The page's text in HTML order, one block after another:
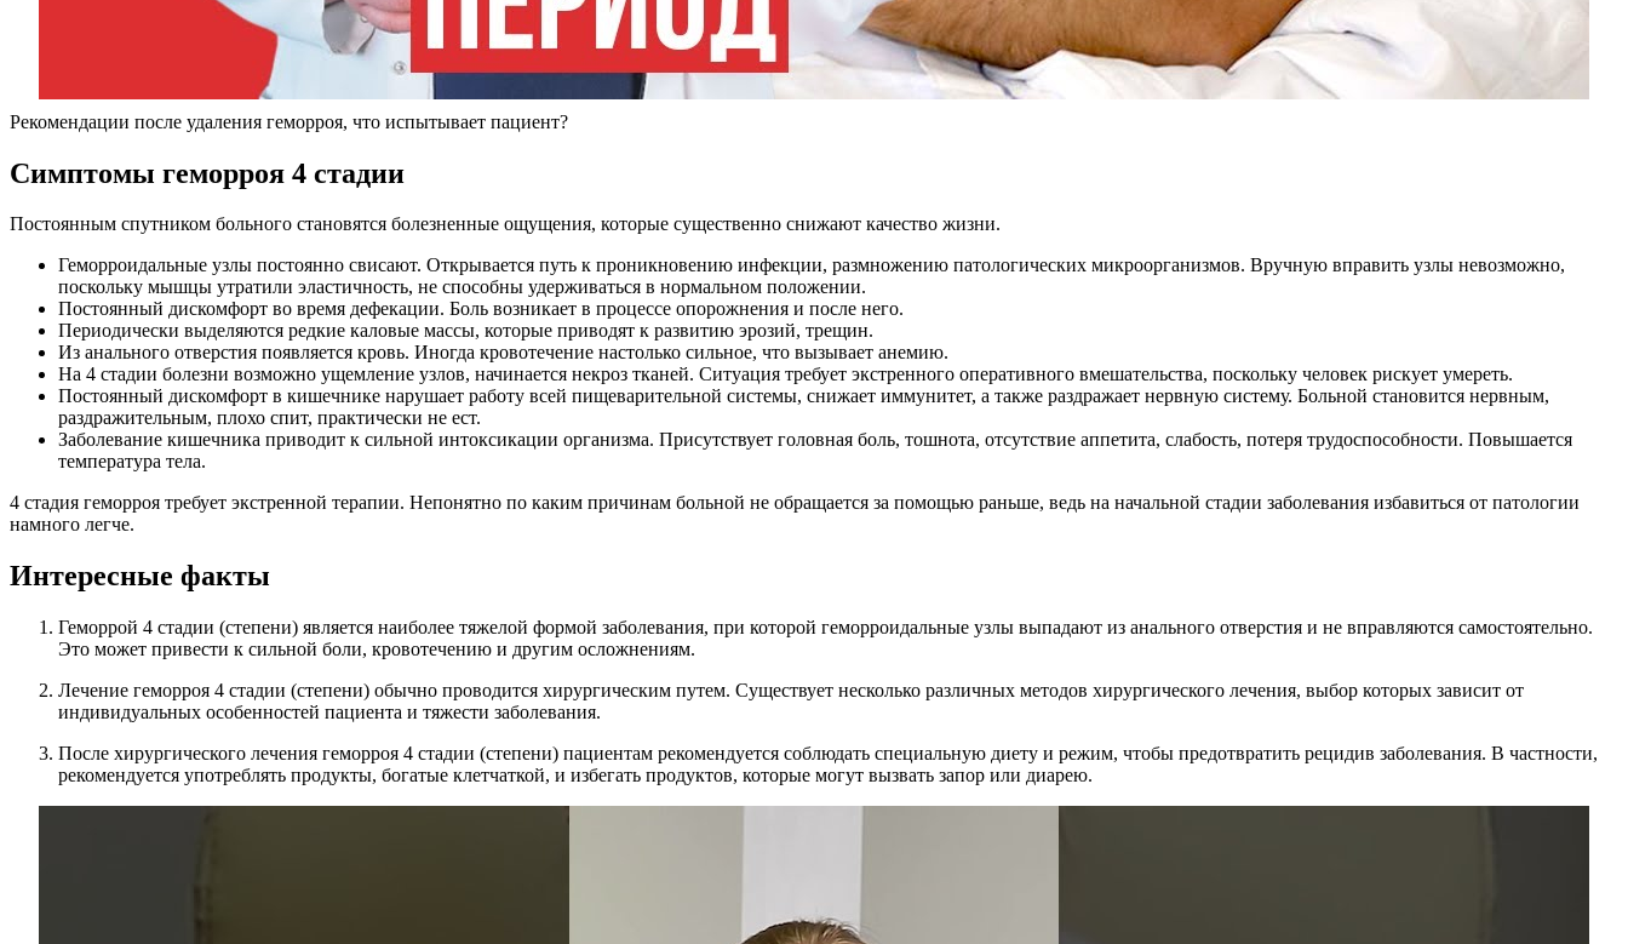
Рекомендации после удаления геморроя, что испытывает пациент?
Симптомы геморроя 4 стадии
Постоянным спутником больного становятся болезненные ощущения, которые существенно снижают качество жизни.
Геморроидальные узлы постоянно свисают. Открывается путь к проникновению инфекции, размножению патологических микроорганизмов. Вручную вправить узлы невозможно,
поскольку мышцы утратили эластичность, не способны удерживаться в нормальном положении.
Постоянный дискомфорт во время дефекации. Боль возникает в процессе опорожнения и после него.
Периодически выделяются редкие каловые массы, которые приводят к развитию эрозий, трещин.
Из анального отверстия появляется кровь. Иногда кровотечение настолько сильное, что вызывает анемию.
На 4 стадии болезни возможно ущемление узлов, начинается некроз тканей. Ситуация требует экстренного оперативного вмешательства, поскольку человек рискует умереть.
Постоянный дискомфорт в кишечнике нарушает работу всей пищеварительной системы, снижает иммунитет, а также раздражает нервную систему. Больной становится нервным,
раздражительным, плохо спит, практически не ест.
Заболевание кишечника приводит к сильной интоксикации организма. Присутствует головная боль, тошнота, отсутствие аппетита, слабость, потеря трудоспособности. Повышается
температура тела.
4 стадия геморроя требует экстренной терапии. Непонятно по каким причинам больной не обращается за помощью раньше, ведь на начальной стадии заболевания избавиться от патологии
намного легче.
Интересные факты
Геморрой 4 стадии (степени) является наиболее тяжелой формой заболевания, при которой геморроидальные узлы выпадают из анального отверстия и не вправляются самостоятельно.
Это может привести к сильной боли, кровотечению и другим осложнениям.
Лечение геморроя 4 стадии (степени) обычно проводится хирургическим путем. Существует несколько различных методов хирургического лечения, выбор которых зависит от
индивидуальных особенностей пациента и тяжести заболевания.
После хирургического лечения геморроя 4 стадии (степени) пациентам рекомендуется соблюдать специальную диету и режим, чтобы предотвратить рецидив заболевания. В частности,
рекомендуется употреблять продукты, богатые клетчаткой, и избегать продуктов, которые могут вызвать запор или диарею.